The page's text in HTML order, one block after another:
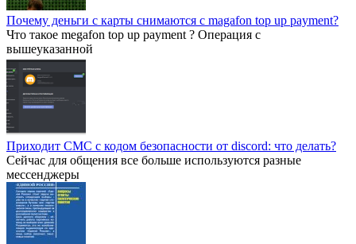
Почему деньги с карты снимаются с magafon top up payment?
Что такое megafon top up payment ? Операция с
вышеуказанной
Приходит СМС с кодом безопасности от discord: что делать?
Сейчас для общения все больше используются разные
мессенджеры